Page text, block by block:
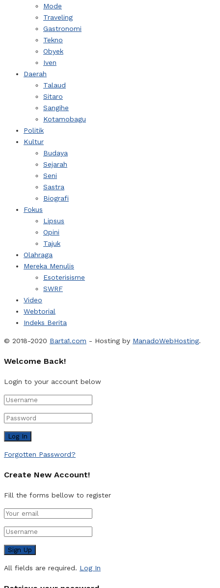
Mode
Traveling
Gastronomi
Tekno
Obyek
Iven
Daerah
Talaud
Sitaro
Sangihe
Kotamobagu
Politik
Kultur
Budaya
Sejarah
Seni
Sastra
Biografi
Fokus
Lipsus
Opini
Tajuk
Olahraga
Mereka Menulis
Esoterisisme
SWRF
Video
Webtorial
Indeks Berita
© 2018-2020 Barta1.com - Hosting by ManadoWebHosting.
Welcome Back!
Login to your account below
Forgotten Password?
Create New Account!
Fill the forms bellow to register
All fields are required. Log In